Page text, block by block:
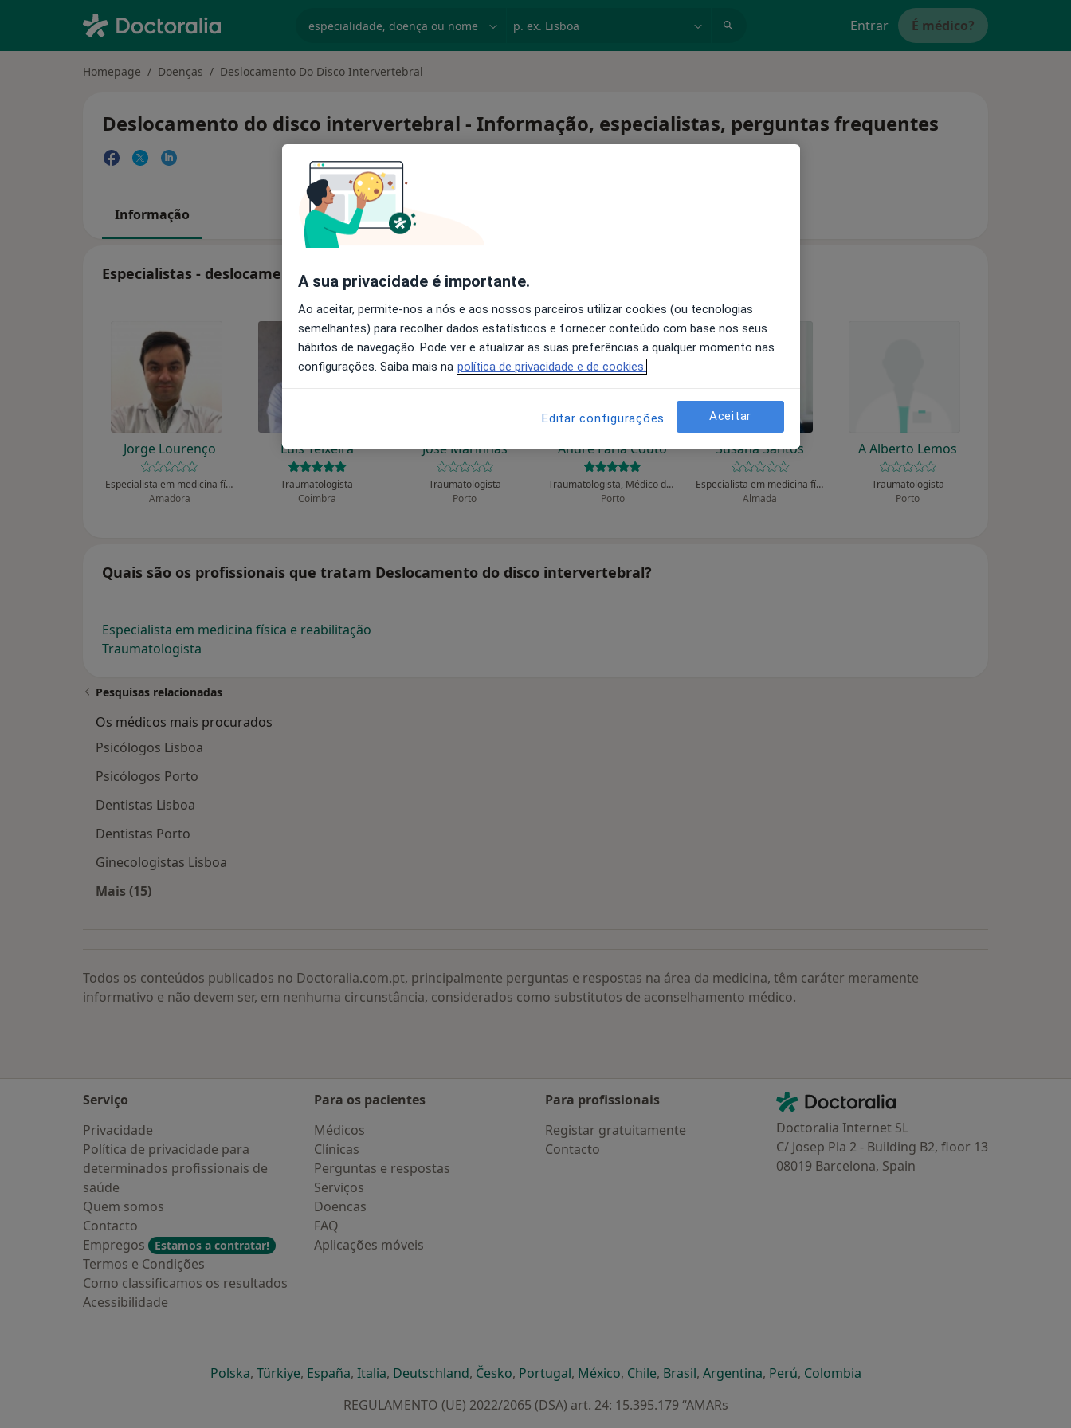
Entrar É médico?
Homepage Doenças Deslocamento Do Disco Intervertebral
Deslocamento do disco intervertebral - Informação, especialistas, perguntas frequentes
Informação
Especialistas - deslocamento do disco intervertebral
Jorge Lourenço
Especialista em medicina física e reabilitação, Médico do desporto, Clínico geral
Amadora
Luis Teixeira
Traumatologista
Coimbra
José Marinhas
Traumatologista
Porto
André Faria Couto
Traumatologista, Médico do desporto, Médico do trabalho
Porto
Susana Santos
Especialista em medicina física e reabilitação
Almada
A Alberto Lemos
Traumatologista
Porto
Quais são os profissionais que tratam Deslocamento do disco intervertebral?
Especialista em medicina física e reabilitação
Traumatologista
Pesquisas relacionadas
Os médicos mais procurados
Psicólogos Lisboa
Psicólogos Porto
Dentistas Lisboa
Dentistas Porto
Ginecologistas Lisboa
Mais (15)
Todos os conteúdos publicados no Doctoralia.com.pt, principalmente perguntas e respostas na área da medicina, têm caráter meramente
informativo e não devem ser, em nenhuma circunstância, considerados como substitutos de aconselhamento médico.
Serviço
Privacidade
Política de privacidade para
determinados profissionais de
saúde
Quem somos
Contacto
Empregos
Estamos a contratar!
Termos e Condições
Como classificamos os resultados
Acessibilidade
Para os pacientes
Médicos
Clínicas
Perguntas e respostas
Serviços
Doencas
FAQ
Aplicações móveis
Para profissionais
Registar gratuitamente
Contacto
Contacto
Doctoralia - Homepage
Doctoralia Internet SL
C/ Josep Pla 2 - Building B2, floor 13
08019 Barcelona, Spain
Polskaabre num novo separador
, Türkiyeabre num novo separador
, Españaabre num novo separador
, Italiaabre num novo separador
, Deutschlandabre num novo separador
, Českoabre num novo separador
, Portugalabre num novo separador
, Méxicoabre num novo separador
, Chileabre num novo separador
, Brasilabre num novo separador
, Argentinaabre num novo separador
, Perúabre num novo separador
, Colombiaabre num novo separador
REGULAMENTO (UE) 2022/2065 (DSA) art. 24: 15.395.179 “AMARs
A sua privacidade é importante.
Ao aceitar, permite-nos a nós e aos nossos parceiros utilizar cookies (ou tecnologias
semelhantes) para recolher dados estatísticos e fornecer conteúdo com base nos seus
hábitos de navegação. Pode ver e atualizar as suas preferências a qualquer momento nas
configurações. Saiba mais na política de privacidade e de cookies.
Editar configurações Aceitar